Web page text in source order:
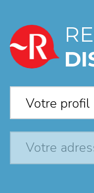
Votre
Votre profil